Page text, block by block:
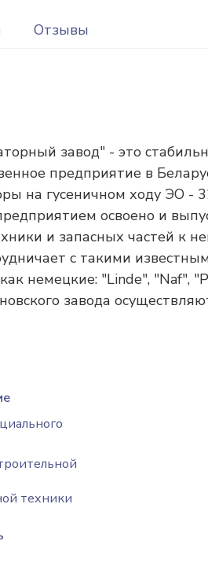
Отзывы
завод" - это
предприятие в
на гусеничном ходу ЭО -
освоено и
и запасных частей к
с такими
немецкие: "Linde", "Naf",
завода
техники